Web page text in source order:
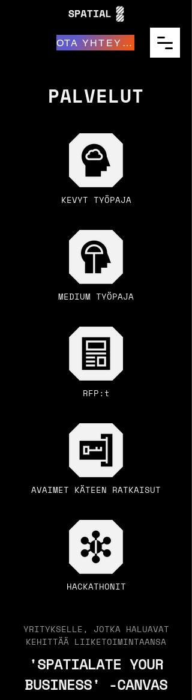
OTA YHTEYTTÄ
PALVELUT
KEVYT TYÖPAJA
MEDIUM TYÖPAJA
RFP:t
AVAIMET KÄTEEN RATKAISUT
HACKATHONIT
YRITYKSELLE, JOTKA HALUAVAT
KEHITTÄÄ LIIKETOIMINTAANSA
'SPATIALATE YOUR
BUSINESS' -CANVAS